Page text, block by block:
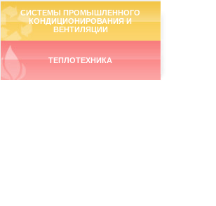
СИСТЕМЫ ПРОМЫШЛЕННОГО
КОНДИЦИОНИРОВАНИЯ И
ВЕНТИЛЯЦИИ
ТЕПЛОТЕХНИКА